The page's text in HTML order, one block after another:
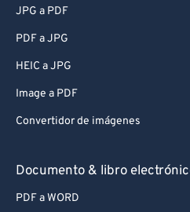
JPG a PDF
PDF a JPG
HEIC a JPG
Image a PDF
Convertidor de imágenes
Documento & libro
PDF a WORD